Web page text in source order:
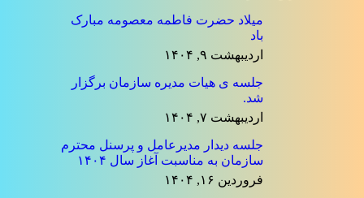
میلاد حضرت فاطمه معصومه مبارک
باد
اردیبهشت ۹, ۱۴۰۴
جلسه ی هیات مدیره سازمان برگزار
شد.
اردیبهشت ۷, ۱۴۰۴
جلسه دیدار مدیرعامل و پرسنل محترم
سازمان به مناسبت آغاز سال ۱۴۰۴
فروردین ۱۶, ۱۴۰۴